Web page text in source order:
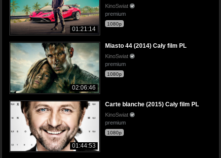
01:21:14
KinoSwiat
premium
1080p
02:06:46
Miasto 44 (2014) Cały film PL
KinoSwiat
premium
1080p
01:44:53
Carte blanche (2015) Cały film PL
KinoSwiat
premium
1080p